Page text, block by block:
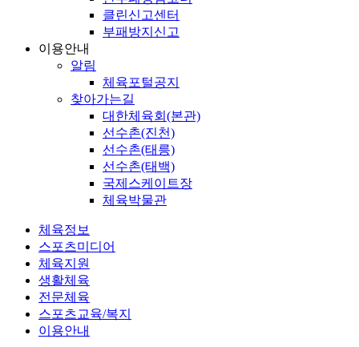
클린신고센터
부패방지신고
이용안내
알림
체육포털공지
찾아가는길
대한체육회(본관)
선수촌(진천)
선수촌(태릉)
선수촌(태백)
국제스케이트장
체육박물관
체육정보
스포츠미디어
체육지원
생활체육
전문체육
스포츠교육/복지
이용안내